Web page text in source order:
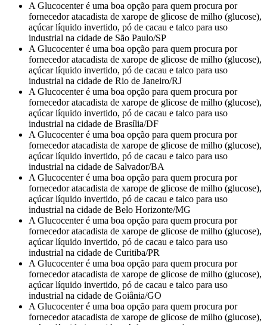
A Glucocenter é uma boa opção para quem procura por
fornecedor atacadista de xarope de glicose de milho (glucose),
açúcar líquido invertido, pó de cacau e talco para uso
industrial na cidade de São Paulo/SP
A Glucocenter é uma boa opção para quem procura por
fornecedor atacadista de xarope de glicose de milho (glucose),
açúcar líquido invertido, pó de cacau e talco para uso
industrial na cidade de Rio de Janeiro/RJ
A Glucocenter é uma boa opção para quem procura por
fornecedor atacadista de xarope de glicose de milho (glucose),
açúcar líquido invertido, pó de cacau e talco para uso
industrial na cidade de Brasília/DF
A Glucocenter é uma boa opção para quem procura por
fornecedor atacadista de xarope de glicose de milho (glucose),
açúcar líquido invertido, pó de cacau e talco para uso
industrial na cidade de Salvador/BA
A Glucocenter é uma boa opção para quem procura por
fornecedor atacadista de xarope de glicose de milho (glucose),
açúcar líquido invertido, pó de cacau e talco para uso
industrial na cidade de Belo Horizonte/MG
A Glucocenter é uma boa opção para quem procura por
fornecedor atacadista de xarope de glicose de milho (glucose),
açúcar líquido invertido, pó de cacau e talco para uso
industrial na cidade de Curitiba/PR
A Glucocenter é uma boa opção para quem procura por
fornecedor atacadista de xarope de glicose de milho (glucose),
açúcar líquido invertido, pó de cacau e talco para uso
industrial na cidade de Goiânia/GO
A Glucocenter é uma boa opção para quem procura por
fornecedor atacadista de xarope de glicose de milho (glucose),